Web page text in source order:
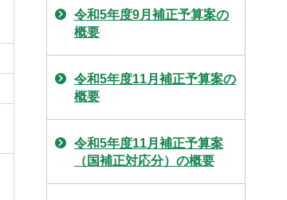
令和5年度9月補正予算案の
概要
令和5年度11月補正予算案の
概要
令和5年度11月補正予算案
（国補正対応分）の概要